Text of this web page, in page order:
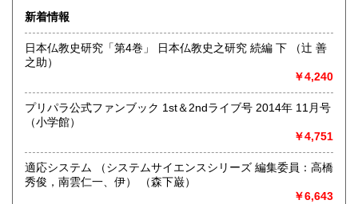
沿線名：-
最寄駅：-
営業時間：-
定休日：-
-
総記、哲学宗教、歴史、社会科学、自然科学、美術工芸、国
語国文、外国文学、古典籍、近代文献、趣味、外国書、サブ
カルチャー、古書一般（その他）
新着情報
日本仏教史研究「第4巻」 日本仏教史之研究 続編 下 （辻 善
之助）
￥4,240
プリパラ公式ファンブック 1st＆2ndライブ号 2014年 11月号
（小学館）
￥4,751
適応システム （システムサイエンスシリーズ 編集委員：高橋
秀俊，南雲仁一、伊） （森下巌）
￥6,643